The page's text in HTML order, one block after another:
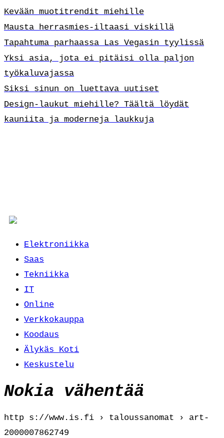
Kevään muotitrendit miehille
Mausta herrasmies-iltaasi viskillä
Tapahtuma parhaassa Las Vegasin tyylissä
Yksi asia, jota ei pitäisi olla paljon
työkaluvajassa
Siksi sinun on luettava uutiset
Design-laukut miehille? Täältä löydät
kauniita ja moderneja laukkuja
Elektroniikka
Saas
Tekniikka
IT
Online
Verkkokauppa
Koodaus
Älykäs Koti
Keskustelu
Nokia vähentää
http s://www.is.fi › taloussanomat › art-
2000007862749